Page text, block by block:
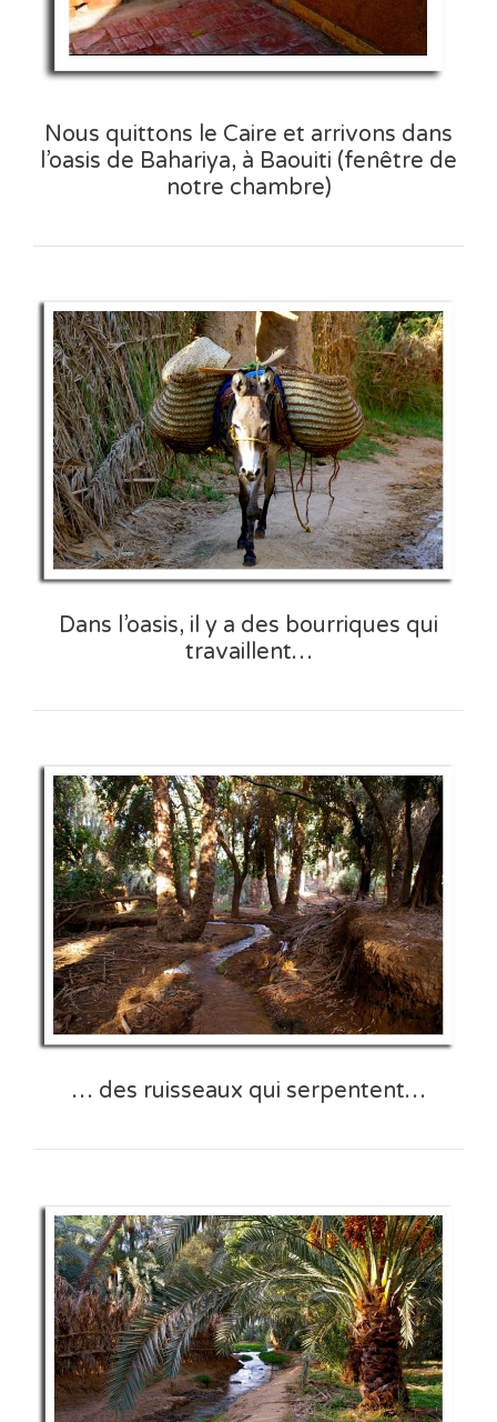
Nous quittons le Caire et arrivons dans
l’oasis de Bahariya, à Baouiti (fenêtre de
notre chambre)
Dans l’oasis, il y a des bourriques qui
travaillent…
… des ruisseaux qui serpentent…